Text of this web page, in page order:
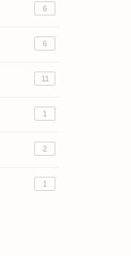
6
6
11
1
2
1